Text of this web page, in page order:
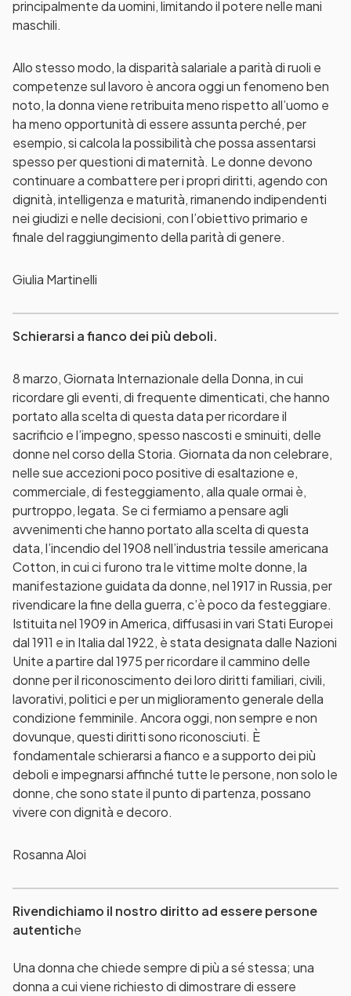
principalmente da uomini, limitando il potere nelle mani
maschili.
Allo stesso modo, la disparità salariale a parità di ruoli e
competenze sul lavoro è ancora oggi un fenomeno ben
noto, la donna viene retribuita meno rispetto all’uomo e
ha meno opportunità di essere assunta perché, per
esempio, si calcola la possibilità che possa assentarsi
spesso per questioni di maternità. Le donne devono
continuare a combattere per i propri diritti, agendo con
dignità, intelligenza e maturità, rimanendo indipendenti
nei giudizi e nelle decisioni, con l’obiettivo primario e
finale del raggiungimento della parità di genere.
Giulia Martinelli
Schierarsi a fianco dei più deboli.
8 marzo, Giornata Internazionale della Donna, in cui
ricordare gli eventi, di frequente dimenticati, che hanno
portato alla scelta di questa data per ricordare il
sacrificio e l’impegno, spesso nascosti e sminuiti, delle
donne nel corso della Storia. Giornata da non celebrare,
nelle sue accezioni poco positive di esaltazione e,
commerciale, di festeggiamento, alla quale ormai è,
purtroppo, legata. Se ci fermiamo a pensare agli
avvenimenti che hanno portato alla scelta di questa
data, l’incendio del 1908 nell’industria tessile americana
Cotton, in cui ci furono tra le vittime molte donne, la
manifestazione guidata da donne, nel 1917 in Russia, per
rivendicare la fine della guerra, c’è poco da festeggiare.
Istituita nel 1909 in America, diffusasi in vari Stati Europei
dal 1911 e in Italia dal 1922, è stata designata dalle Nazioni
Unite a partire dal 1975 per ricordare il cammino delle
donne per il riconoscimento dei loro diritti familiari, civili,
lavorativi, politici e per un miglioramento generale della
condizione femminile. Ancora oggi, non sempre e non
dovunque, questi diritti sono riconosciuti. È
fondamentale schierarsi a fianco e a supporto dei più
deboli e impegnarsi affinché tutte le persone, non solo le
donne, che sono state il punto di partenza, possano
vivere con dignità e decoro.
Rosanna Aloi
Rivendichiamo il nostro diritto ad essere persone
autentiche
Una donna che chiede sempre di più a sé stessa; una
donna a cui viene richiesto di dimostrare di essere